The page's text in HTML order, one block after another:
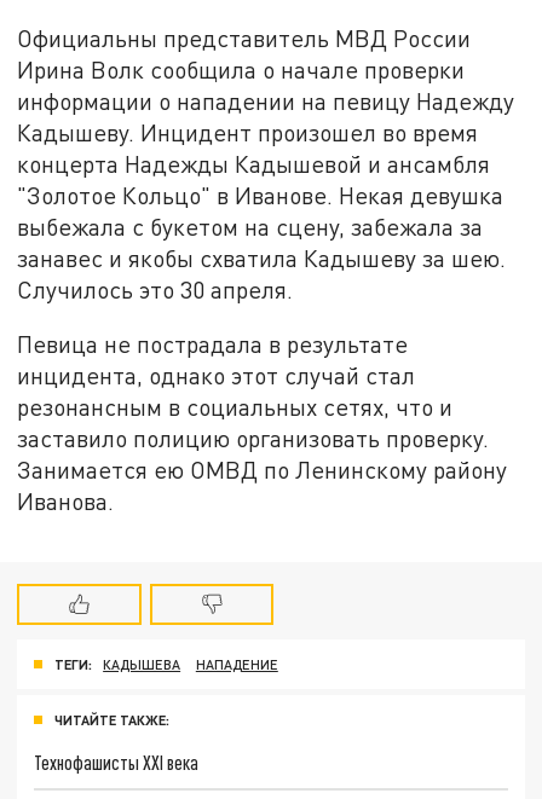
Официальны представитель МВД России
Ирина Волк сообщила о начале проверки
информации о нападении на певицу Надежду
Кадышеву. Инцидент произошел во время
концерта Надежды Кадышевой и ансамбля
"Золотое Кольцо" в Иванове. Некая девушка
выбежала с букетом на сцену, забежала за
занавес и якобы схватила Кадышеву за шею.
Случилось это 30 апреля.
Певица не пострадала в результате
инцидента, однако этот случай стал
резонансным в социальных сетях, что и
заставило полицию организовать проверку.
Занимается ею ОМВД по Ленинскому району
Иванова.
ТЕГИ: КАДЫШЕВА НАПАДЕНИЕ
ЧИТАЙТЕ ТАКЖЕ:
Технофашисты XXI века